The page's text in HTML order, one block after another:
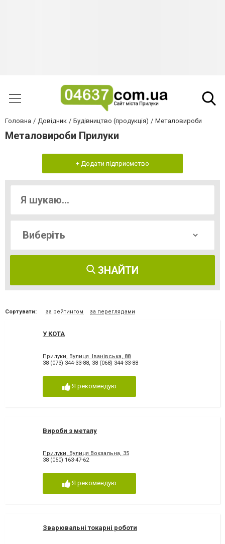
Головна Довідник Будівництво (продукція) Металовироби
Металовироби Прилуки
+ Додати підприємство
ЗНАЙТИ
Сортувати: за рейтингом за переглядами
У КОТА
Прилуки, Вулиця Іванівська, 88
38 (073) 344-33-88, 38 (068) 344-33-88
Я рекомендую
Вироби з металу
Прилуки, Вулиця Вокзальна, 35
38 (050) 163-47-62
Я рекомендую
Зварювальні токарні роботи